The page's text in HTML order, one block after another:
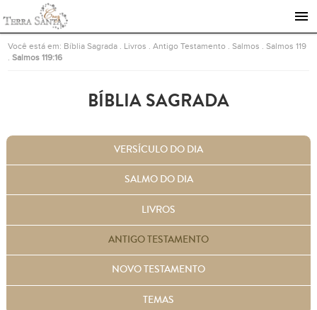
Ir para a página inicial
Você está em: Bíblia Sagrada Livros .Antigo Testamento .Salmos .Salmos 119
.Salmos 119:16
BÍBLIA SAGRADA
VERSÍCULO DO DIA
SALMO DO DIA
LIVROS
ANTIGO TESTAMENTO
NOVO TESTAMENTO
TEMAS